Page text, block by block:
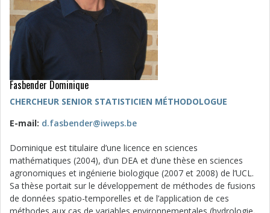
Fasbender Dominique
CHERCHEUR SENIOR STATISTICIEN MÉTHODOLOGUE
E-mail: d.fasbender@iweps.be
Dominique est titulaire d’une licence en sciences
mathématiques (2004), d’un DEA et d’une thèse en sciences
agronomiques et ingénierie biologique (2007 et 2008) de l’UCL.
Sa thèse portait sur le développement de méthodes de fusions
de données spatio-temporelles et de l’application de ces